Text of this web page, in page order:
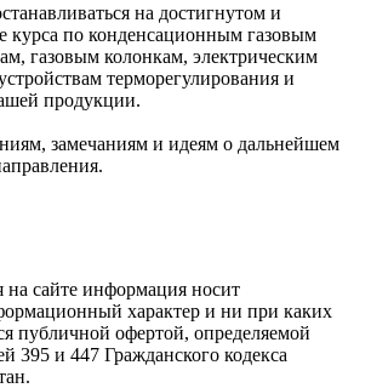
на достигнутом и
курса по конденсационным газовым
газовым колонкам, электрическим
терморегулирования и
продукции.
замечаниям и идеям о дальнейшем
на сайте информация носит
характер и ни при каких
публичной офертой, определяемой
395 и 447 Гражданского кодекса